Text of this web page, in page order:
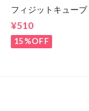
フィジットキューブ
¥510
15%OFF